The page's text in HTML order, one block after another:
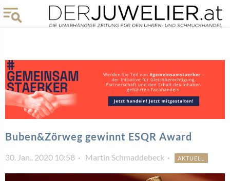
Buben&Zörweg gewinnt ESQR Award
30. Jan.. 2020 10:58 Martin Schmaddebeck AKTUELL